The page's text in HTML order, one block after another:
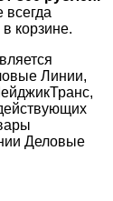
в корзине.
Линии,
Деловые